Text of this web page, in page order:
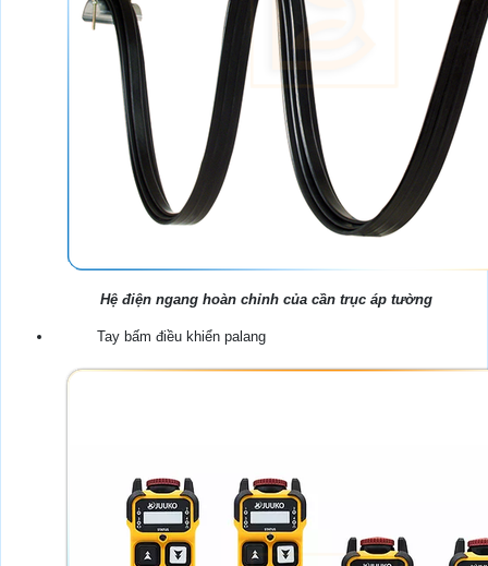
Hệ điện ngang hoàn chỉnh của cần trục áp tường
Tay bấm điều khiển palang